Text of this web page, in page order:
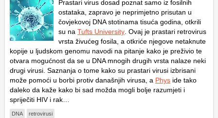
Prastari virus dosad poznat samo iz fosilnih
ostataka, zapravo je neprimjetno prisutan u
čovjekovoj DNA stotinama tisuća godina, otkrili
su na Tufts University . Ovaj je prastari retrovirus
vrsta živućeg fosila, a otkriće njegove netaknute
kopije u ljudskom genomu navodi na pitanje kako je preživio te
otvara mogućnost da se u DNA mnogih drugih vrsta nalaze neki
drugi virusi. Saznanja o tome kako su prastari virusi izbrisani
može pomoći u borbi protiv današnjih virusa, a Phys ide tako
daleko da kaže kako bi sad možda mogli bolje razumjeti i
spriječiti HIV i rak…
DNA retrovirusi